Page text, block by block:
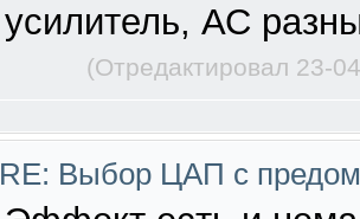
усилитель, АС
(Отредактировал 23-
RE: Выбор ЦАП с